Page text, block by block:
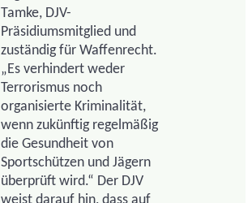
Tamke, DJV-
Präsidiumsmitglied und
zuständig für Waffenrecht.
„Es verhindert weder
Terrorismus noch
organisierte Kriminalität,
wenn zukünftig regelmäßig
die Gesundheit von
Sportschützen und Jägern
überprüft wird.“ Der DJV
weist darauf hin, dass auf